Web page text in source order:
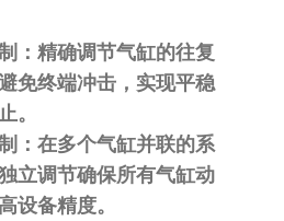
​：精确调节气缸的往复
免终端冲击，实现平稳
。
​：在多个气缸并联的系
立调节确保所有气缸动
设备精度。